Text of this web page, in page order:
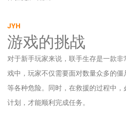
JYH
游戏的挑战
对于新手玩家来说，联手生存是一款
戏中，玩家不仅需要面对数量众多的
等各种危险。同时，在救援的过程中
计划，才能顺利完成任务。